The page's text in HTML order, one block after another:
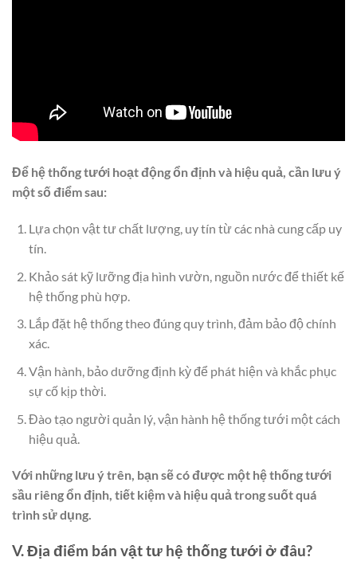
Để hệ thống tưới hoạt động ổn định và hiệu quả, cần lưu ý
một số điểm sau:
Lựa chọn vật tư chất lượng, uy tín từ các nhà cung cấp uy
tín.
Khảo sát kỹ lưỡng địa hình vườn, nguồn nước để thiết kế
hệ thống phù hợp.
Lắp đặt hệ thống theo đúng quy trình, đảm bảo độ chính
xác.
Vận hành, bảo dưỡng định kỳ để phát hiện và khắc phục
sự cố kịp thời.
Đào tạo người quản lý, vận hành hệ thống tưới một cách
hiệu quả.
Với những lưu ý trên, bạn sẽ có được một hệ thống tưới
sầu riêng ổn định, tiết kiệm và hiệu quả trong suốt quá
trình sử dụng.
V. Địa điểm bán vật tư hệ thống tưới ở đâu?